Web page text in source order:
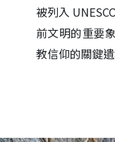
被列入
前文明的重要
教信仰的關鍵遺